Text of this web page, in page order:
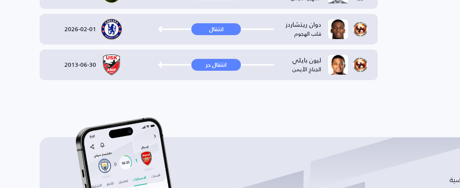
دوان ريتشاردز
قلب الهجوم انتقال 2026-02-01
ليون بايلي
الجناح الأيمن انتقال حر 2013-06-30